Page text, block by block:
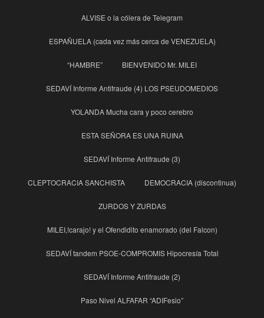
ALVISE o la cólera de Telegram
ESPAÑUELA (cada vez más cerca de VENEZUELA)
“HAMBRE” BIENVENIDO Mr. MILEI
SEDAVÍ Informe Antifraude (4) LOS PSEUDOMEDIOS
YOLANDA Mucha cara y poco cerebro
ESTA SEÑORA ES UNA RUINA
SEDAVÍ Informe Antifraude (3)
CLEPTOCRACIA SANCHISTA DEMOCRACIA (discontinua)
ZURDOS Y ZURDAS
MILEI,!carajo! y el Ofendidito enamorado (del Falcon)
SEDAVÍ tandem PSOE-COMPROMIS Hipocresía Total
SEDAVÍ Informe Antifraude (2)
Paso Nivel ALFAFAR “ADIFesio”